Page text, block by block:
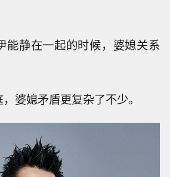
能静在一起的时候，婆媳关系
婆媳矛盾更复杂了不少。